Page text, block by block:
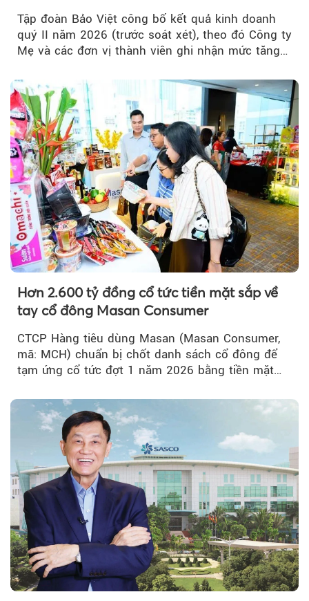
Tập đoàn Bảo Việt công bố kết quả kinh doanh
quý II năm 2026 (trước soát xét), theo đó Công ty
Mẹ và các đơn vị thành viên ghi nhận mức tăng
Hơn 2.600 tỷ đồng cổ tức tiền mặt sắp về
tay cổ đông Masan Consumer
CTCP Hàng tiêu dùng Masan (Masan Consumer,
mã: MCH) chuẩn bị chốt danh sách cổ đông để
tạm ứng cổ tức đợt 1 năm 2026 bằng tiền mặt